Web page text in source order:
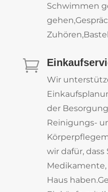
Schwimmen

Wir
der
Reinigungs-
wir dafür,
Haus